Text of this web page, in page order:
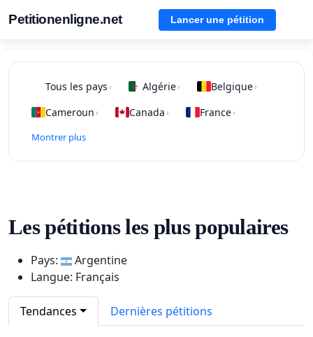
Petitionenligne.net Lancer une pétition
Tous les pays › Algérie› Belgique›
Cameroun › Canada › France›
Montrer plus
Les pétitions les plus populaires
Pays:
Argentine
Langue: Français
Tendances Dernières pétitions